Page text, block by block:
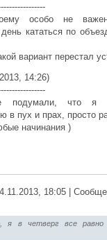
особо не
кататься по
вариант перестал
14:26)
подумали, что я
в пух и прах, просто
начинания )
18:05 |
я в четверг все равно